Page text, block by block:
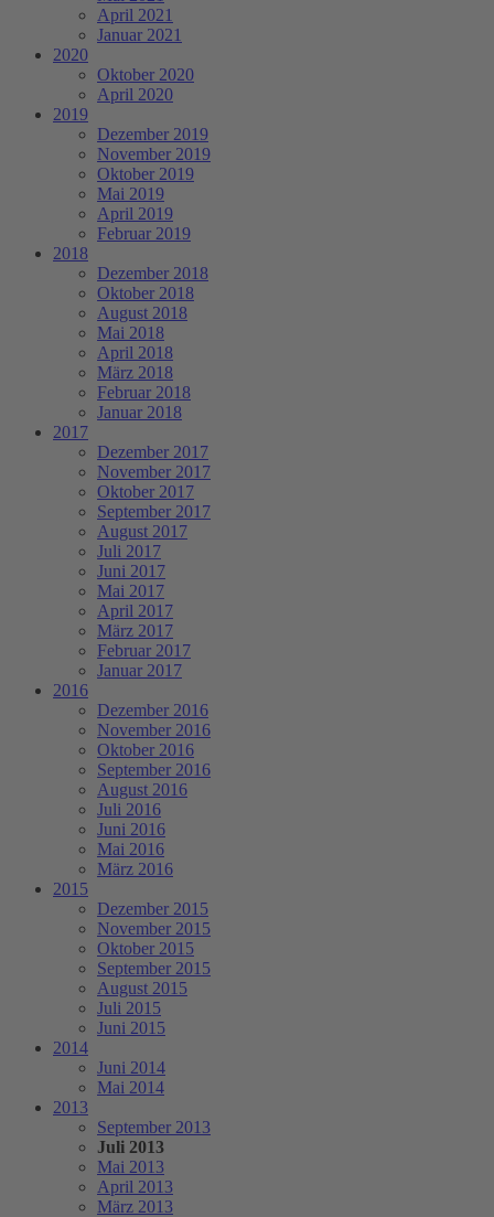
April 2021
Januar 2021
2020
Oktober 2020
April 2020
2019
Dezember 2019
November 2019
Oktober 2019
Mai 2019
April 2019
Februar 2019
2018
Dezember 2018
Oktober 2018
August 2018
Mai 2018
April 2018
März 2018
Februar 2018
Januar 2018
2017
Dezember 2017
November 2017
Oktober 2017
September 2017
August 2017
Juli 2017
Juni 2017
Mai 2017
April 2017
März 2017
Februar 2017
Januar 2017
2016
Dezember 2016
November 2016
Oktober 2016
September 2016
August 2016
Juli 2016
Juni 2016
Mai 2016
März 2016
2015
Dezember 2015
November 2015
Oktober 2015
September 2015
August 2015
Juli 2015
Juni 2015
2014
Juni 2014
Mai 2014
2013
September 2013
Juli 2013
Mai 2013
April 2013
März 2013